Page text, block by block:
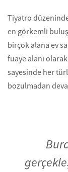
Tiyatro
en görkemli
birçok alana ev
fuaye alanı
sayesinde her
bozulmadan